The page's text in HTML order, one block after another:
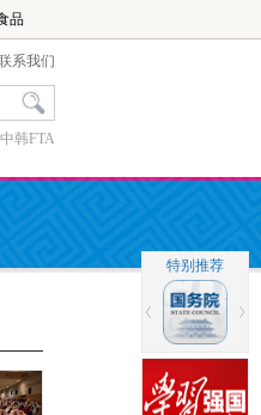
品
系我们
中韩FTA